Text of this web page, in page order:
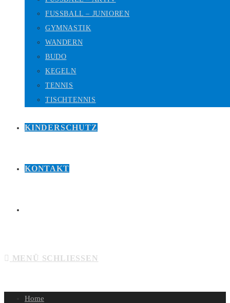
FUSSBALL – JUNIOREN
GYMNASTIK
WANDERN
BUDO
KEGELN
TENNIS
TISCHTENNIS
KINDERSCHUTZ
KONTAKT
UMSCHALTEN
MENÜ SCHLIESSEN
Home